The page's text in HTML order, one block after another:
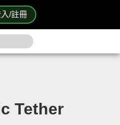
/註冊
Tether